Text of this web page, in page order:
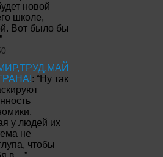
новой
школе,
Вот было бы
”
: “Ну так
у людей их
не
чтобы